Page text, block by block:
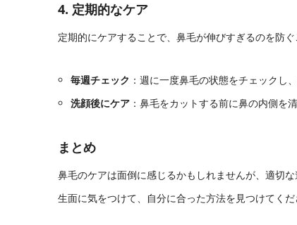
4. 定期的なケア
定期的にケアすることで、鼻毛が伸びすぎるのを防
毎週チェック ：週に一度鼻毛の状態をチェックし
洗顔後にケア ：鼻毛をカットする前に鼻の内側を
まとめ
鼻毛のケアは面倒に感じるかもしれませんが、適切
生面に気をつけて、自分に合った方法を見つけてくだ